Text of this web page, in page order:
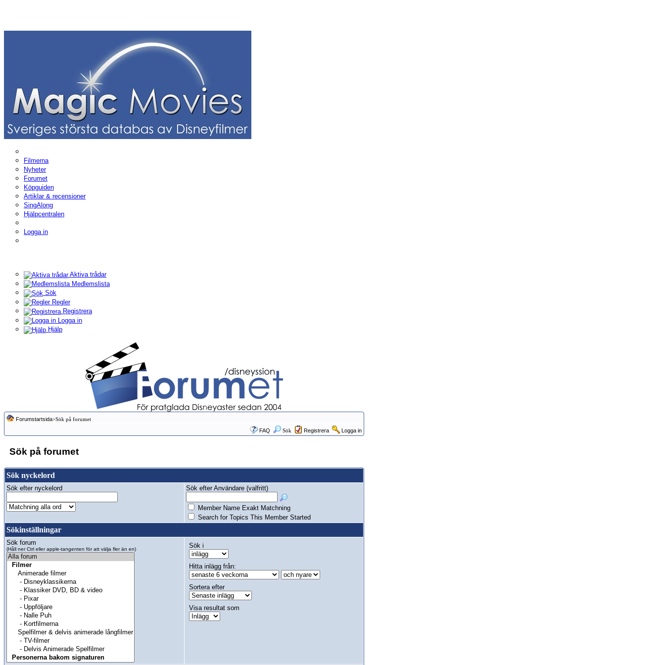
Filmerna
Nyheter
Forumet
Köpguiden
Artiklar & recensioner
SingAlong
Hjälpcentralen
Logga in
Aktiva trådar
Medlemslista
Sök
Regler
Registrera
Logga in
Hjälp
Forumstartsida>Sök på forumet
FAQ
Sök Registrera Logga in
Sök på forumet
Sök nyckelord
Sök efter nyckelord Sök efter Användare (valfritt)
Member Name Exakt Matchning
Search for Topics This Member Started
Sökinställningar
Sök forum
(Håll ner Ctrl eller apple-tangenten för att välja fler än en) Sök i
Hitta inlägg från:
Sortera efter
Visa resultat som